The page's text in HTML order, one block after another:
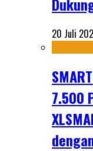
20 Juli
7.500